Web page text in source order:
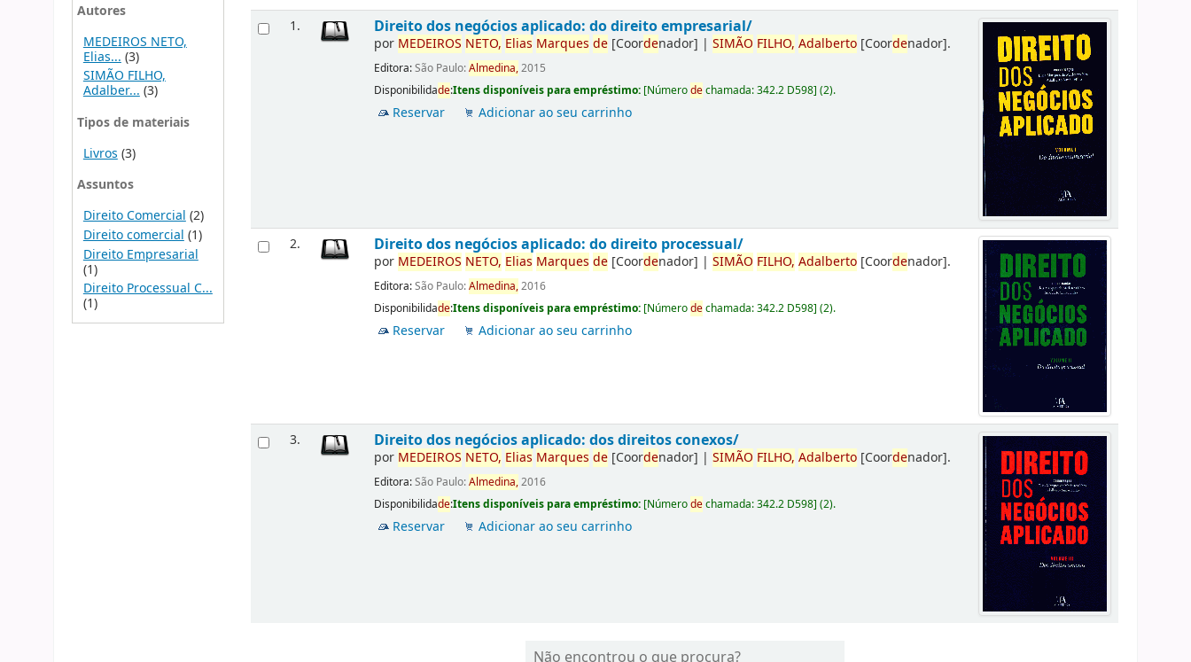
Autores
MEDEIROS NETO,
Elias... (3)
SIMÃO FILHO,
Adalber...(3)
Tipos de materiais
Livros (3)
Assuntos
Direito Comercial (2)
Direito comercial (1)
Direito Empresarial
(1)
Direito Processual C...
(1)
1. Direito dos negócios aplicado: do direito empresarial/
por MEDEIROS NETO, Elias Marques de [Coordenador] |SIMÃO FILHO, Adalberto [Coordenador].
Editora:São Paulo:Almedina,2015
Disponibilidade:Itens disponíveis para empréstimo: [Númerodechamada:342.2 D598](2).
Reservar Adicionar ao seu carrinho
2. Direito dos negócios aplicado: do direito processual/
por MEDEIROS NETO, Elias Marques de [Coordenador] |SIMÃO FILHO, Adalberto [Coordenador].
Editora:São Paulo:Almedina,2016
Disponibilidade:Itens disponíveis para empréstimo: [Númerodechamada:342.2 D598](2).
Reservar Adicionar ao seu carrinho
3. Direito dos negócios aplicado: dos direitos conexos/
por MEDEIROS NETO, Elias Marques de [Coordenador] |SIMÃO FILHO, Adalberto [Coordenador].
Editora:São Paulo:Almedina,2016
Disponibilidade:Itens disponíveis para empréstimo: [Númerodechamada:342.2 D598](2).
Reservar Adicionar ao seu carrinho